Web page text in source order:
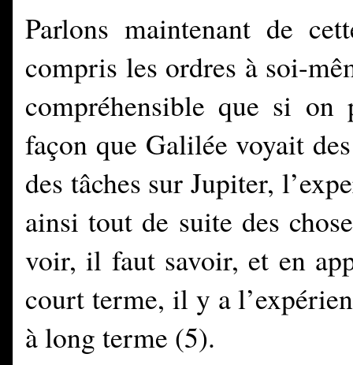
Parlons maintenant de
compris les ordres à soi-
compréhensible que si on
façon que Galilée voyait
des tâches sur Jupiter,
ainsi tout de suite des
voir, il faut savoir, et en
court terme, il y a
à long terme (5).